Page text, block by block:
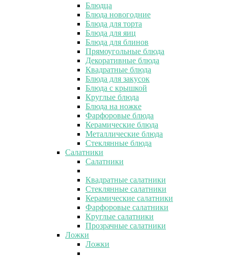
Блюдца
Блюда новогодние
Блюда для торта
Блюда для яиц
Блюда для блинов
Прямоугольные блюда
Декоративные блюда
Квадратные блюда
Блюда для закусок
Блюда с крышкой
Круглые блюда
Блюда на ножке
Фарфоровые блюда
Керамические блюда
Металлические блюда
Стеклянные блюда
Салатники
Салатники
Квадратные салатники
Стеклянные салатники
Керамические салатники
Фарфоровые салатники
Круглые салатники
Прозрачные салатники
Ложки
Ложки